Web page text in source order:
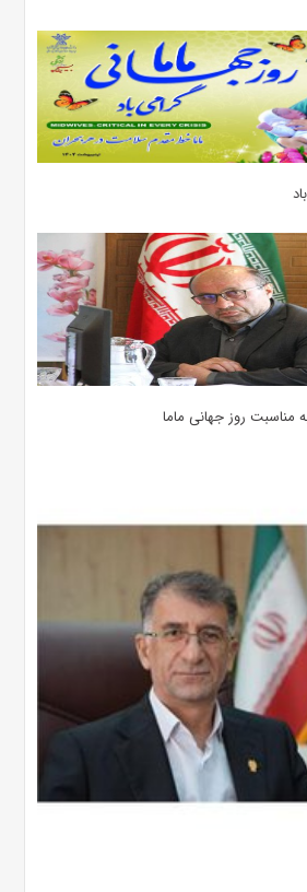
مناسبت روز جهانی ماما